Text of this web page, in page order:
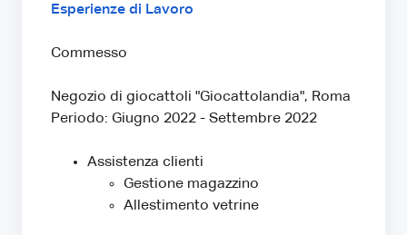
Esperienze di Lavoro
Commesso
Negozio di giocattoli "Giocattolandia", Roma
Periodo: Giugno 2022 - Settembre 2022
Assistenza clienti
Gestione magazzino
Allestimento vetrine